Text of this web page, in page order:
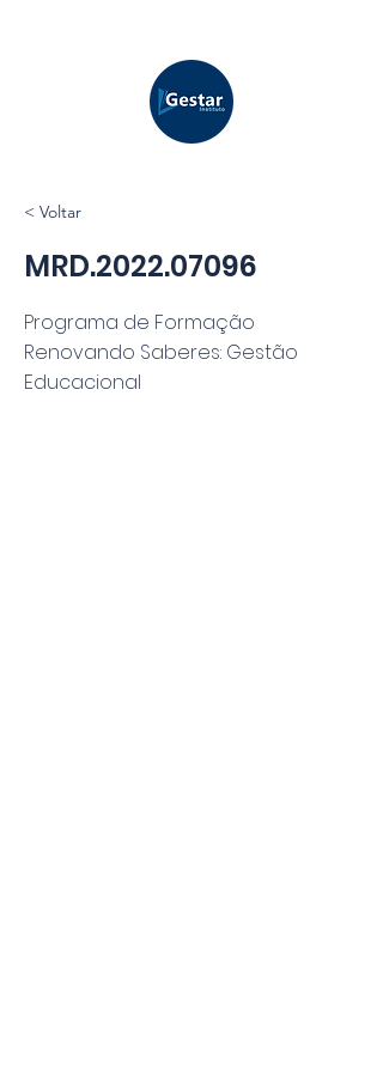
< Voltar
MRD.2022.07096
Programa de Formação
Renovando Saberes: Gestão
Educacional